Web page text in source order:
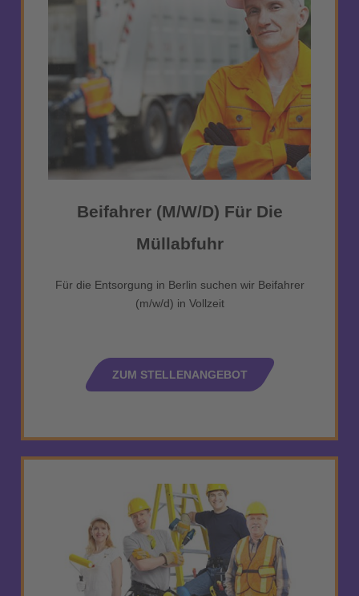
Beifahrer (m/w/d) Für Die
Müllabfuhr
Für die Entsorgung in Berlin suchen wir Beifahrer
(m/w/d) in Vollzeit
ZUM STELLENANGEBOT